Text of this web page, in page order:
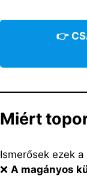
👉
Miért
Ismerősek ezek
❌ A magányos